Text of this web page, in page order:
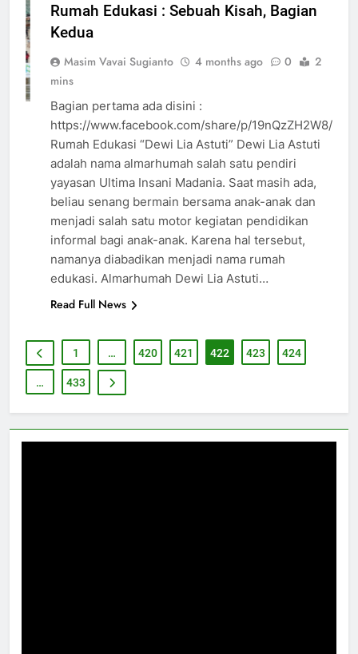
HEADLINE
INSIGHT
OPINI
Rumah Edukasi : Sebuah Kisah, Bagian
Kedua
Masim Vavai Sugianto 4 months ago 0
2
mins
Bagian pertama ada disini :
https://www.facebook.com/share/p/19nQzZH2W8/
Rumah Edukasi “Dewi Lia Astuti” Dewi Lia Astuti
adalah nama almarhumah salah satu pendiri
yayasan Ultima Insani Madania. Saat masih ada,
beliau senang bermain bersama anak-anak dan
menjadi salah satu motor kegiatan pendidikan
informal bagi anak-anak. Karena hal tersebut,
namanya diabadikan menjadi nama rumah
edukasi. Almarhumah Dewi Lia Astuti…
Read Full News
1 … 420 421 422 423 424
… 433